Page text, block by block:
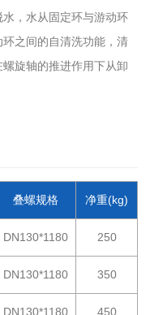
，水从固定环与游动环
之间的自清洗功能，清
旋轴的推进作用下从卸
叠螺规格 净重(kg)
DN130*1180 250
DN130*1180 350
DN130*1180 450